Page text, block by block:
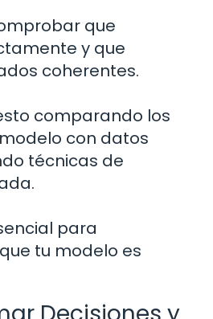
que
y que
coherentes.
comparando los
con datos
técnicas de
para
tu modelo es